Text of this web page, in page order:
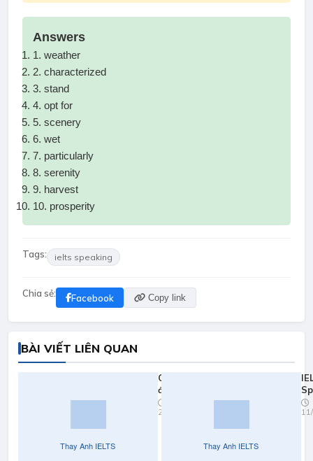
Answers
1. weather
2. characterized
3. stand
4. opt for
5. scenery
6. wet
7. particularly
8. serenity
9. harvest
10. prosperity
Tags: ielts speaking
Chia sẻ: Facebook Copy link
BÀI VIẾT LIÊN QUAN
Quy đổi
điểm
ielts
2026
23/03/2026